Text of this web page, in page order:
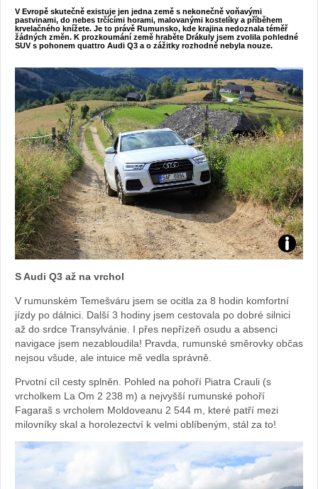
V Evropě skutečně existuje jen jedna země s nekonečně voňavými
pastvinami, do nebes trčícími horami, malovanými kostelíky a příběhem
krvelačného knížete. Je to právě Rumunsko, kde krajina nedoznala téměř
žádných změn. K prozkoumání země hraběte Drákuly jsem zvolila pohledné
SUV s pohonem quattro Audi Q3 a o zážitky rozhodně nebyla nouze.
Foto:
Kvášová
S Audi Q3 až na vrchol
V rumunském Temešváru jsem se ocitla za 8 hodin komfortní
jízdy po dálnici. Další 3 hodiny jsem cestovala po dobré silnici
až do srdce Transylvánie. I přes nepřízeň osudu a absenci
navigace jsem nezabloudila! Pravda, rumunské směrovky občas
nejsou všude, ale intuice mě vedla správně.
Prvotní cíl cesty splněn. Pohled na pohoří Piatra Crauli (s
vrcholkem La Om 2 238 m) a nejvyšší rumunské pohoří
Fagaraš s vrcholem Moldoveanu 2 544 m, které patří mezi
milovníky skal a horolezectví k velmi oblíbeným, stál za to!